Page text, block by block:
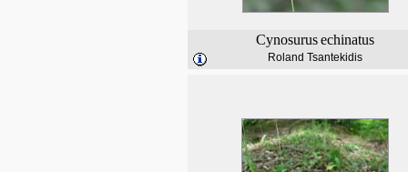
Cynosurusechinatus
Roland Tsantekidis